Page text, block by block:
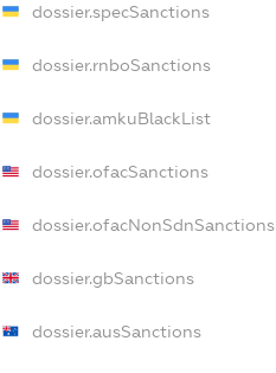
dossier.specSanctions
dossier.rnboSanctions
dossier.amkuBlackList
dossier.ofacSanctions
dossier.ofacNonSdnSanctions
dossier.gbSanctions
dossier.ausSanctions